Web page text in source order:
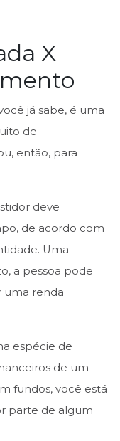
X
já sabe, é uma
de
então, para
deve
de acordo com
Uma
a pessoa pode
uma renda
espécie de
de um
fundos, você está
parte de algum